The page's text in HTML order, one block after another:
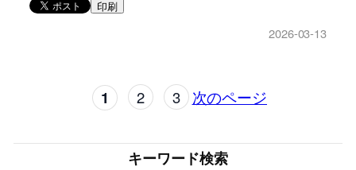
印刷
2026-03-13
1 2 3 次のページ
キーワード検索